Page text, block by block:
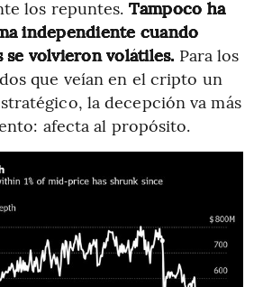
los repuntes. Tampoco ha
independiente cuando
volvieron volátiles. Para los
que veían en el cripto un
la decepción va más
afecta al propósito.